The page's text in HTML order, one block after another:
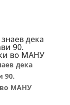
дека
90.
во МАНУ
дека
90.
во МАНУ